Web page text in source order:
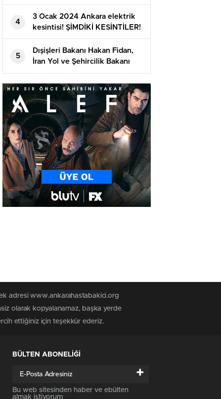
Ankara’da elektrikler ne vakit
gelecek?
4
3 Ocak 2024 Ankara elektrik
kesintisi! ŞİMDİKİ KESİNTİLER!
Ankara’da elektrikler ne vakit
gelecek?
5
Dışişleri Bakanı Hakan Fidan,
İran Yol ve Şehircilik Bakanı
Mehrdad Bezrpaş’ı Ankara’da
ağırladı
adresi www.ankarahastabakici.org
olarak kopyalanamaz, başka yerde
ettiğiniz için teşekkür ederiz.
BÜLTEN ABONELİĞİ
+
Bu web sitesinden haber ve ebülten
almak istiyorum